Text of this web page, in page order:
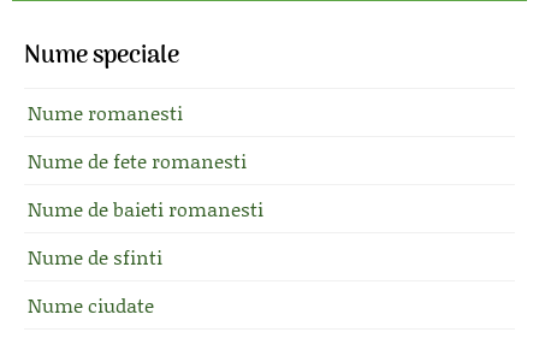
Nume speciale
Nume romanesti
Nume de fete romanesti
Nume de baieti romanesti
Nume de sfinti
Nume ciudate